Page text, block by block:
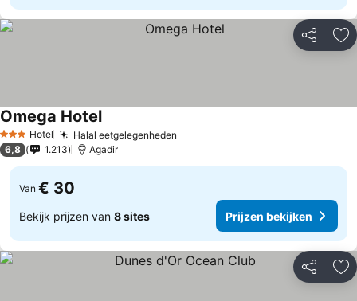
Delen
3 SterrenHotel Halal eetgelegenheden
Omega Hotel
6,8 1.213 Agadir
Van € 30
Bekijk prijzen van 8 sites Prijzen bekijken
Delen